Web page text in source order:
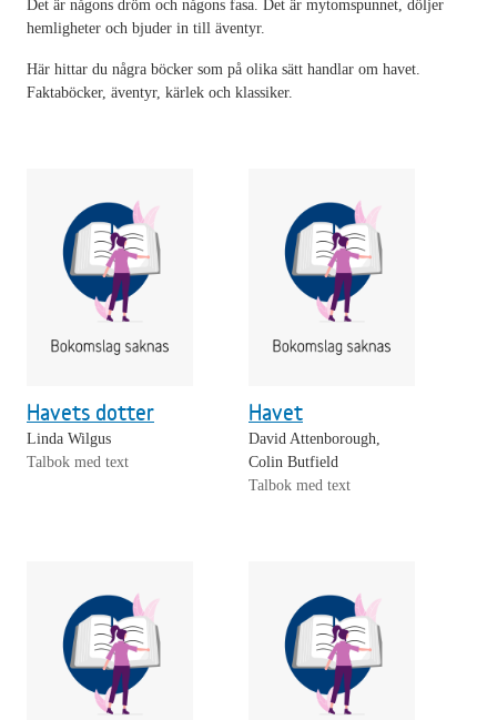
Det är någons dröm och någons fasa. Det är mytomspunnet, döljer
hemligheter och bjuder in till äventyr.
Här hittar du några böcker som på olika sätt handlar om havet.
Faktaböcker, äventyr, kärlek och klassiker.
Havets dotter
Linda Wilgus
Talbok med text
Havet
David Attenborough,
Colin Butfield
Talbok med text